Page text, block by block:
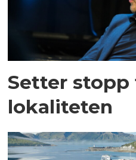
Setter stopp
lokaliteten